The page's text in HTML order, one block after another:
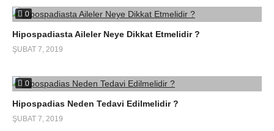
0
Hipospadiasta Aileler Neye Dikkat Etmelidir ?
ŞUBAT 7, 2019
0
Hipospadias Neden Tedavi Edilmelidir ?
ŞUBAT 7, 2019